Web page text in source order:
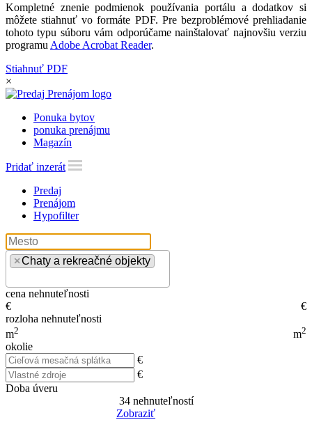
Kompletné znenie podmienok používania portálu a dodatkov si
môžete stiahnuť vo formáte PDF. Pre bezproblémové prehliadanie
tohoto typu súboru vám odporúčame nainštalovať najnovšiu verziu
programu Adobe Acrobat Reader.
Stiahnuť PDF
×
Ponuka bytov
ponuka prenájmu
Magazín
Pridať inzerát
Predaj
Prenájom
Hypofilter
×Chaty a rekreačné objekty
cena nehnuteľnosti
€
€
rozloha nehnuteľnosti
m2 m2
okolie
€
€
Doba úveru
34nehnuteľností
Zobraziť